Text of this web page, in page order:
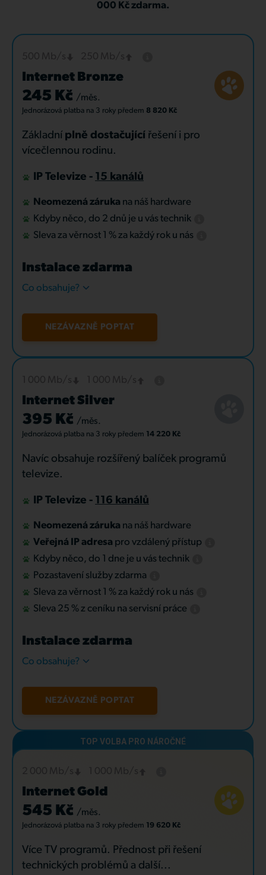
000 Kč zdarma.
Internet Bronze
245 Kč /měs.
Jednorázová platba na 3 roky předem 8 820 Kč
Základní plně dostačující řešení i pro
vícečlennou rodinu.
IP Televize - 15 kanálů
Neomezená záruka na náš hardware
Kdyby něco, do 2 dnů je u vás technik
Sleva za věrnost 1 % za každý rok u nás
Instalace zdarma
Co obsahuje?
NEZÁVAZNĚ POPTAT
Internet Silver
395 Kč /měs.
Jednorázová platba na 3 roky předem 14 220 Kč
Navíc obsahuje rozšířený balíček programů
televize.
IP Televize - 116 kanálů
Neomezená záruka na náš hardware
Veřejná IP adresa pro vzdálený přístup
Kdyby něco, do 1 dne je u vás technik
Pozastavení služby zdarma
Sleva za věrnost 1 % za každý rok u nás
Sleva 25 % z ceníku na servisní práce
Instalace zdarma
Co obsahuje?
NEZÁVAZNĚ POPTAT
Internet Gold
545 Kč /měs.
Jednorázová platba na 3 roky předem 19 620 Kč
Více TV programů. Přednost při řešení
technických problémů a další...